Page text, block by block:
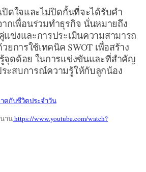
ปิดใจและไม่ปิดกั้นที่จะได้รับคำ
กเพื่อนร่วมทำธุรกิจ นั่นหมายถึง
แข่งและการประเมินความสามารถ
ยการใช้เทคนิค SWOT เพื่อสร้าง
จุดด้อย ในการแข่งขันและที่สำคัญ
ะสบการณ์ความรู้ให้กับลูกน้อง
ดกับชีวิตประจำวัน
านhttps://www.youtube.com/watch?